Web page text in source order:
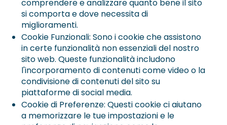
comprendere e analizzare quanto bene il sito
si comporta e dove necessita di
miglioramenti.
Cookie Funzionali: Sono i cookie che assistono
in certe funzionalità non essenziali del nostro
sito web. Queste funzionalità includono
l'incorporamento di contenuti come video o la
condivisione di contenuti del sito su
piattaforme di social media.
Cookie di Preferenze: Questi cookie ci aiutano
a memorizzare le tue impostazioni e le